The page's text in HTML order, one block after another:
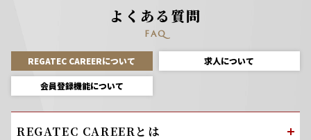
よくある質問
FAQ
REGATEC CAREERについて 求人について
会員登録機能について
REGATEC CAREERとは